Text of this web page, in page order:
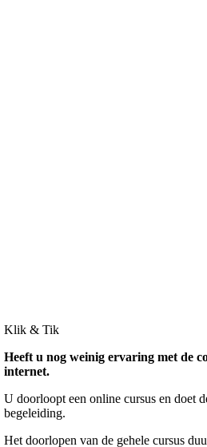
Klik & Tik
Heeft u nog weinig ervaring met de
internet.
U doorloopt een online cursus en doet
begeleiding.
Het doorlopen van de gehele cursus